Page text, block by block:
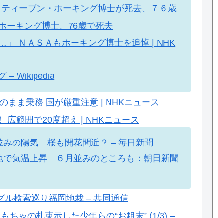
ィーブン・ホーキング博士が死去、７６歳
ーキング博士、76歳で死去
」 ＮＡＳＡもホーキング博士を追悼 | NHK
– Wikipedia
まま乗務 国が厳重注意 | NHKニュース
広範囲で20度超え | NHKニュース
みの陽気 桜も開花間近？ – 毎日新聞
で気温上昇 ６月並みのところも：朝日新聞
検索巡り福岡地裁 – 共同通信
ゃの札束示した少年らの“お粗末” (1/3) –